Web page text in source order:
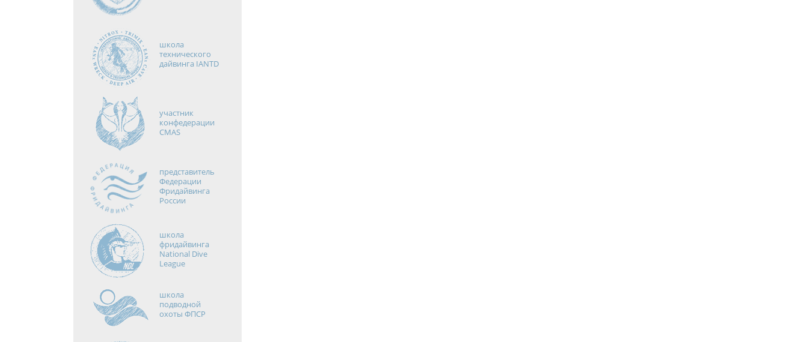
школа
технического
дайвинга IANTD
участник
конфедерации
CMAS
представитель
Федерации
Фридайвинга
России
школа
фридайвинга
National Dive
League
школа
подводной
охоты ФПСР